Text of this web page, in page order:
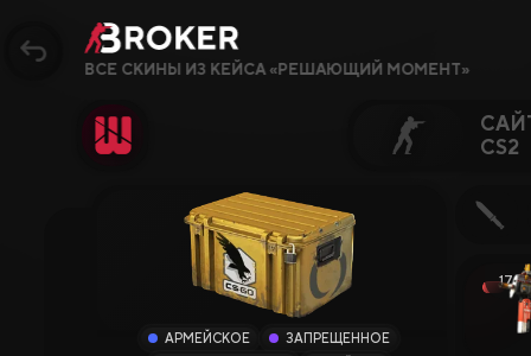
Сайты, Режимы,
Сайты CS2
ВСЕ СКИНЫ ИЗ КЕЙСА «РЕШАЮЩИЙ МОМЕНТ»
CS2
АРМЕЙСКОЕ
ЗАПРЕЩЕННОЕ